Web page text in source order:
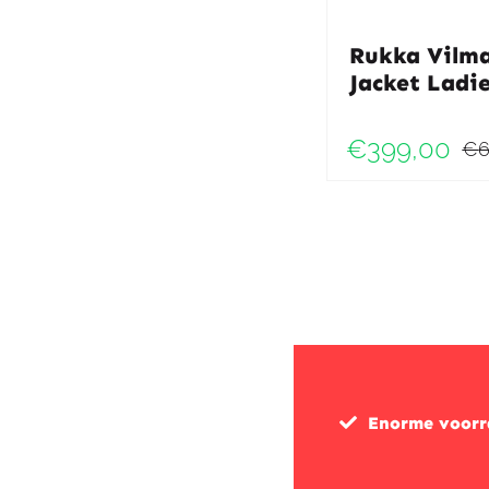
Rukka
Jacket
€
€399,00
Enorme